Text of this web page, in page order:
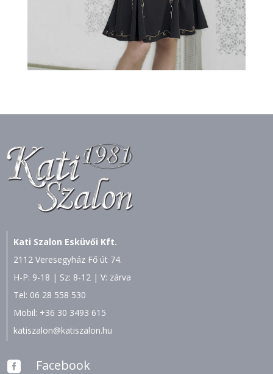
Kati Szalon Esküvői Kft.
2112 Veresegyház Fő út 74.
H-P: 9-18 | Sz: 8-12 | V: zárva
Tel: 06 28 558 530
Mobil: +36 30 3493 615
katiszalon@katiszalon.hu
 Facebook